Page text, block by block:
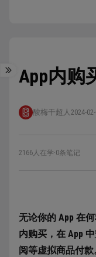
App内购
酸梅干超人 2024-
2166人在学·0条笔记
无论你的 App 在
内购买，在 App
阅等虚拟商品付款